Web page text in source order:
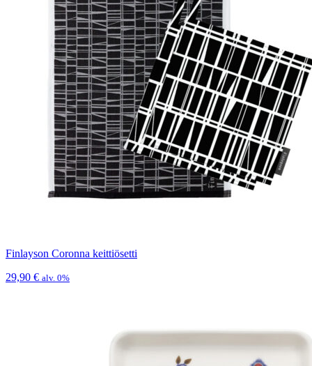
Finlayson Coronna keittiösetti
29,90 € alv. 0%